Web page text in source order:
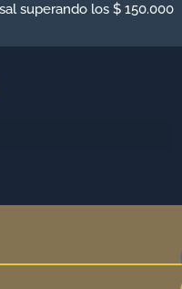
superando los $ 150.000